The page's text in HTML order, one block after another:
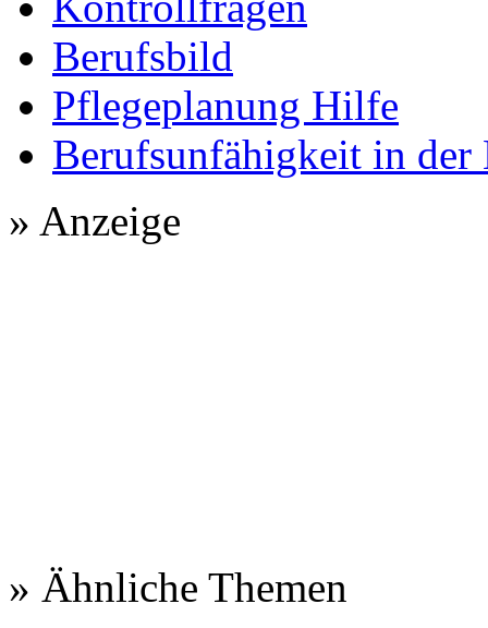
Berufsbild
Pflegeplanung Hilfe
Berufsunfähigkeit in der
» Anzeige
» Ähnliche Themen